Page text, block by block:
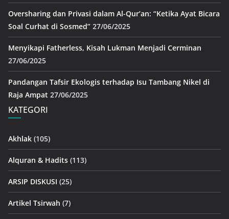
Oversharing dan Privasi dalam Al-Qur’an: “Ketika Ayat Bicara
Soal Curhat di Sosmed” 27/06/2025
Menyikapi Fatherless, Kisah Lukman Menjadi Cerminan
27/06/2025
Pandangan Tafsir Ekologis terhadap Isu Tambang Nikel di
Raja Ampat 27/06/2025
KATEGORI
Akhlak (105)
Alquran & Hadits (113)
ARSIP DISKUSI (25)
Artikel Tsirwah (7)